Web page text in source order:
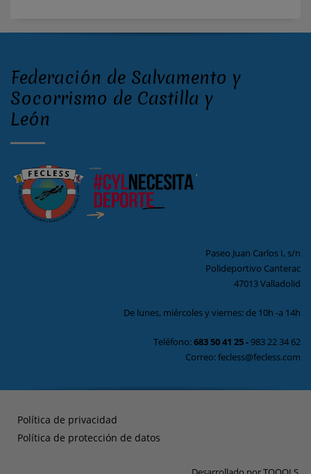
Federación de Salvamento y
Socorrismo de Castilla y
León
Paseo Juan Carlos I, s/n
Polideportivo Canterac
47013 Valladolid
De lunes, miércoles y viernes: de 10h -a 14h
Teléfono:683 50 41 25-983 22 34 62
Correo: fecless@fecless.com
Política de privacidad
Política de protección de datos